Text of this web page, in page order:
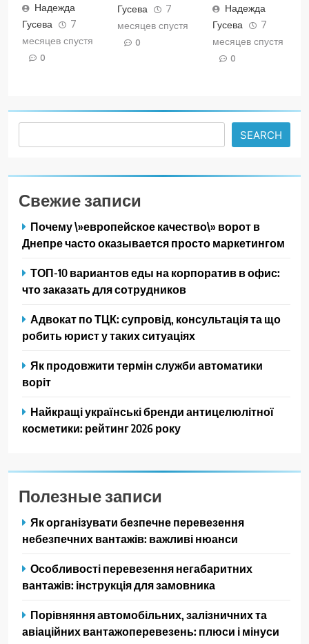
Надежда
Гусева
7
месяцев спустя
0
Гусева
7
месяцев спустя
0
Надежда
Гусева
7
месяцев спустя
0
SEARCH
Свежие записи
Почему \»европейское качество\» ворот в
Днепре часто оказывается просто маркетингом
ТОП-10 вариантов еды на корпоратив в офис:
что заказать для сотрудников
Адвокат по ТЦК: супровід, консультація та що
робить юрист у таких ситуаціях
Як продовжити термін служби автоматики
воріт
Найкращі українські бренди антицелюлітної
косметики: рейтинг 2026 року
Полезные записи
Як організувати безпечне перевезення
небезпечних вантажів: важливі нюанси
Особливості перевезення негабаритних
вантажів: інструкція для замовника
Порівняння автомобільних, залізничних та
авіаційних вантажоперевезень: плюси і мінуси